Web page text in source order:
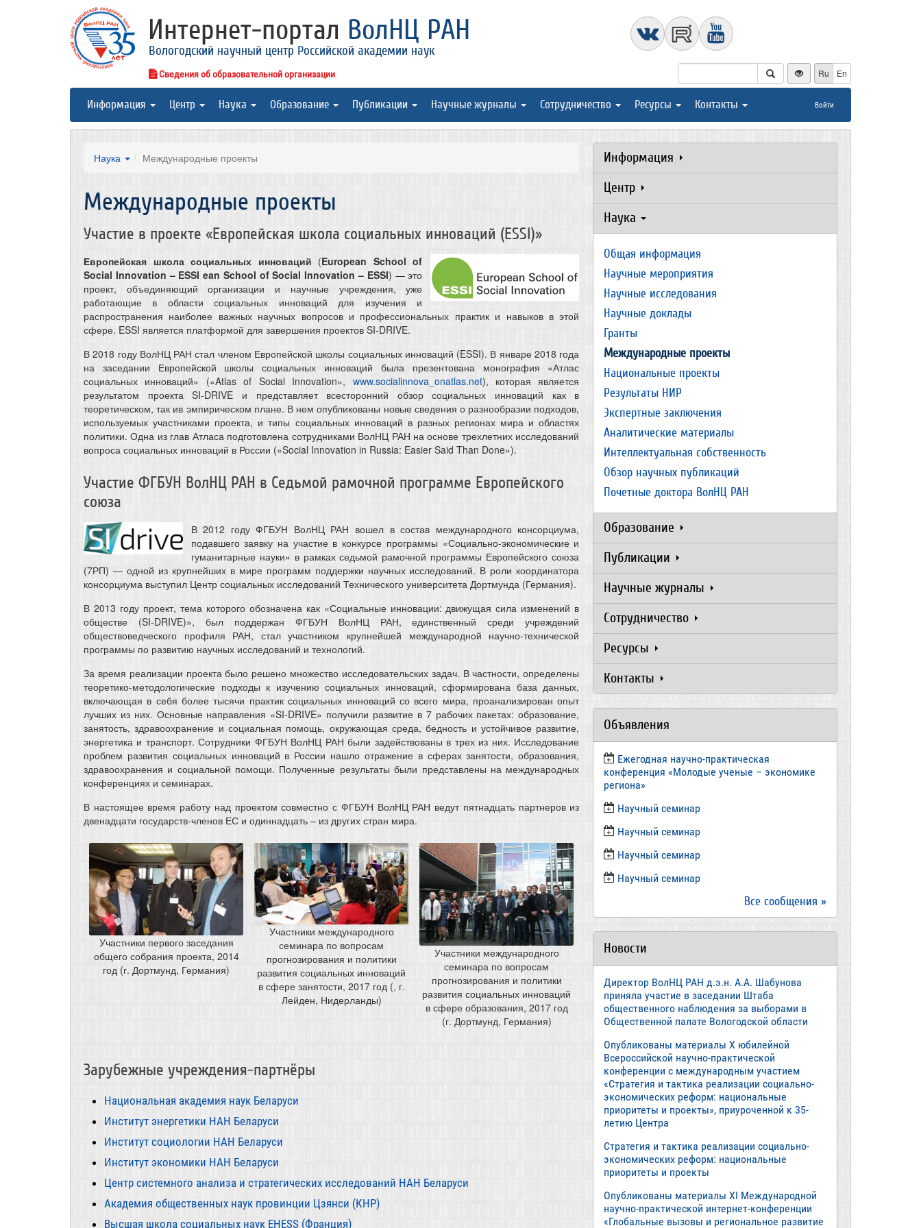
Интернет-портал ВолНЦ РАН
Вологодский научный центр Российской академии наук
Сведения об образовательной организации Ru En
Информация Центр Наука Образование Публикации Научные журналы Сотрудничество Ресурсы Контакты Войти
Наука Международные проекты
Международные проекты
Участие в проекте «Европейская школа социальных инноваций (ESSI)»
Европейская школа социальных инноваций (European School of
Social Innovation – ESSI ean School of Social Innovation – ESSI) — это
проект, объединяющий организации и научные учреждения, уже
работающие в области социальных инноваций для изучения и
распространения наиболее важных научных вопросов и профессиональных практик и навыков в этой
сфере. ESSI является платформой для завершения проектов SI-DRIVE.
В 2018 году ВолНЦ РАН стал членом Европейской школы социальных инноваций (ESSI). В январе 2018 года
на заседании Европейской школы социальных инноваций была презентована монография «Атлас
социальных инноваций» («Atlas of Social Innovation», www.socialinnova_onatlas.net), которая является
результатом проекта SI-DRIVE и представляет всесторонний обзор социальных инноваций как в
теоретическом, так ив эмпирическом плане. В нем опубликованы новые сведения о разнообразии подходов,
используемых участниками проекта, и типы социальных инноваций в разных регионах мира и областях
политики. Одна из глав Атласа подготовлена сотрудниками ВолНЦ РАН на основе трехлетних исследований
вопроса социальных инноваций в России («Social Innovation in Russia: Easier Said Than Done»).
Участие ФГБУН ВолНЦ РАН в Седьмой рамочной программе Европейского
союза
В 2012 году ФГБУН ВолНЦ РАН вошел в состав международного консорциума,
подавшего заявку на участие в конкурсе программы «Социально-экономические и
гуманитарные науки» в рамках седьмой рамочной программы Европейского союза
(7РП) — одной из крупнейших в мире программ поддержки научных исследований. В роли координатора
консорциума выступил Центр социальных исследований Технического университета Дортмунда (Германия).
В 2013 году проект, тема которого обозначена как «Социальные инновации: движущая сила изменений в
обществе (SI-DRIVE)», был поддержан ФГБУН ВолНЦ РАН, единственный среди учреждений
обществоведческого профиля РАН, стал участником крупнейшей международной научно-технической
программы по развитию научных исследований и технологий.
За время реализации проекта было решено множество исследовательских задач. В частности, определены
теоретико-методологические подходы к изучению социальных инноваций, сформирована база данных,
включающая в себя более тысячи практик социальных инноваций со всего мира, проанализирован опыт
лучших из них. Основные направления «SI-DRIVE» получили развитие в 7 рабочих пакетах: образование,
занятость, здравоохранение и социальная помощь, окружающая среда, бедность и устойчивое развитие,
энергетика и транспорт. Сотрудники ФГБУН ВолНЦ РАН были задействованы в трех из них. Исследование
проблем развития социальных инноваций в России нашло отражение в сферах занятости, образования,
здравоохранения и социальной помощи. Полученные результаты были представлены на международных
конференциях и семинарах.
В настоящее время работу над проектом совместно с ФГБУН ВолНЦ РАН ведут пятнадцать партнеров из
двенадцати государств-членов ЕС и одиннадцать – из других стран мира.
Участники первого заседания
общего собрания проекта, 2014
год (г. Дортмунд, Германия)
Участники международного
семинара по вопросам
прогнозирования и политики
развития социальных инноваций
в сфере занятости, 2017 год (, г.
Лейден, Нидерланды)
Участники международного
семинара по вопросам
прогнозирования и политики
развития социальных инноваций
в сфере образования, 2017 год
(г. Дортмунд, Германия)
Зарубежные учреждения-партнёры
Национальная академия наук Беларуси
Институт энергетики НАН Беларуси
Институт социологии НАН Беларуси
Институт экономики НАН Беларуси
Центр системного анализа и стратегических исследований НАН Беларуси
Академия общественных наук провинции Цзянси (КНР)
Высшая школа социальных наук EHESS (Франция)
Информация
Центр
Наука
Общая информация
Научные мероприятия
Научные исследования
Научные доклады
Гранты
Международные проекты
Национальные проекты
Результаты НИР
Экспертные заключения
Аналитические материалы
Интеллектуальная собственность
Обзор научных публикаций
Почетные доктора ВолНЦ РАН
Образование
Публикации
Научные журналы
Сотрудничество
Ресурсы
Контакты
Объявления
Ежегодная научно-практическая
конференция «Молодые ученые – экономике
региона»
​Научный семинар
​Научный семинар
Научный семинар
​Научный семинар
Все сообщения »
Новости
Директор ВолНЦ РАН д.э.н. А.А. Шабунова
приняла участие в заседании Штаба
общественного наблюдения за выборами в
Общественной палате Вологодской области
Опубликованы материалы X юбилейной
Всероссийской научно-практической
конференции с международным участием
«Стратегия и тактика реализации социально-
экономических реформ: национальные
приоритеты и проекты», приуроченной к 35-
летию Центра
Стратегия и тактика реализации социально-
экономических реформ: национальные
приоритеты и проекты
Опубликованы материалы XI Международной
научно-практической интернет-конференции
«Глобальные вызовы и региональное развитие